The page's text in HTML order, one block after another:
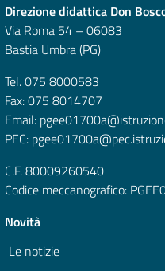
Direzione didattica Don
Via Roma 54 – 06083
Bastia Umbra (PG)
Tel. 075 8000583
Fax: 075 8014707
Email:
PEC:
C.F. 80009260540
Codice meccanografico:
Novità
Le notizie